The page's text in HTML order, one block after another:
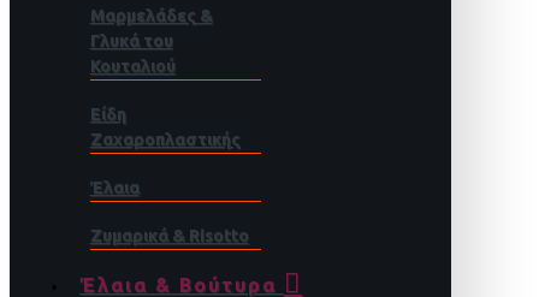
Μαρμελάδες &
Γλυκά του
Κουταλιού
Είδη
Ζαχαροπλαστικής
Έλαια
Ζυμαρικά & Risotto
Έλαια & Βούτυρα